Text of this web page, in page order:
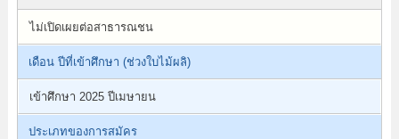
ไม่เปิดเผยต่อสาธารณชน
เดือน ปีที่เข้าศึกษา (ช่วงใบไม้ผลิ)
เข้าศึกษา 2025 ปีเมษายน
ประเภทของการสมัคร